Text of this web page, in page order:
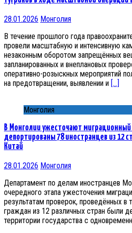
28.01.2026 Монголия
В течение прошлого года
провели масштабную и интенсивную
незаконным оборотом запрещённых
запланированных и внеплановых
оперативно-розыскных мероприятий
на предотвращении, выявлении и […]
Монголия
В Монголии ужесточают
депортированы 78 иностранцев из 12
Китай
28.01.2026 Монголия
Департамент по делам иностранцев
очередного этапа ужесточения
результатам проверок, проведённых
граждан из 12 различных стран были
территории государства с